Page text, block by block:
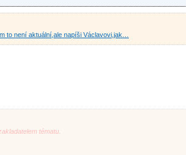
to není aktuální,ale napíši Václavovi,jak…
tématu.